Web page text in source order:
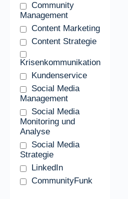
Community
Management
Content Marketing
Content Strategie
Krisenkommunikation
Kundenservice
Social Media
Management
Social Media
Monitoring und
Analyse
Social Media
Strategie
LinkedIn
CommunityFunk